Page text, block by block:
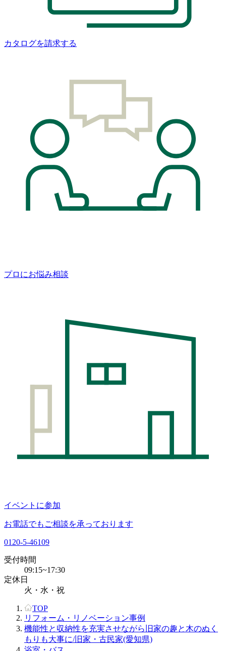
カタログを請求する
プロにお悩み相談
イベントに参加
お電話でもご相談を承っております
0120-5-46109
受付時間
09:15~17:30
定休日
火・水・祝
TOP
リフォーム・リノベーション事例
機能性と収納性を充実させながら旧家の趣と木のぬく
もりも大事に/旧家・古民家(愛知県)